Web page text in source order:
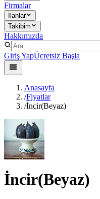
Firmalar
İlanlar
Takibim
Hakkımızda
Giriş YapÜcretsiz Başla
Anasayfa
/Fiyatlar
/İncir(Beyaz)
İncir(Beyaz)